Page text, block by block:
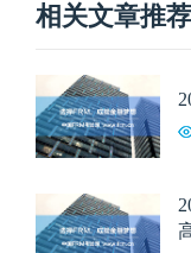
相关文章推荐